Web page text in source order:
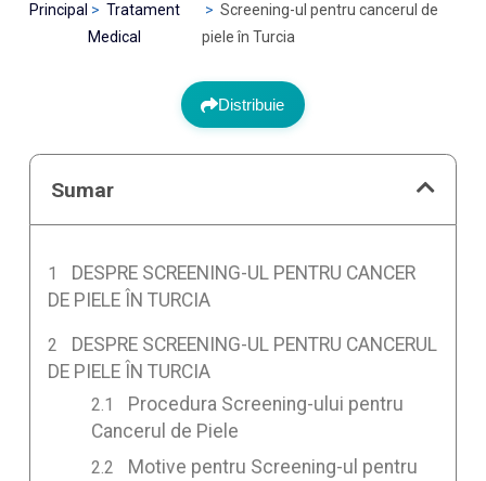
Principal
Tratament
Medical
Screening-ul pentru cancerul de
piele în Turcia
Distribuie
Sumar
DESPRE SCREENING-UL PENTRU CANCER
DE PIELE ÎN TURCIA
DESPRE SCREENING-UL PENTRU CANCERUL
DE PIELE ÎN TURCIA
Procedura Screening-ului pentru
Cancerul de Piele
Motive pentru Screening-ul pentru